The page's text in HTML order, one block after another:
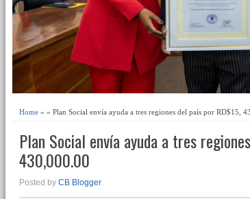
Home » » Plan Social envía ayuda a tres regiones del país por RD$15,
Plan Social envía ayuda a tres
430,000.00
Posted by CB Blogger